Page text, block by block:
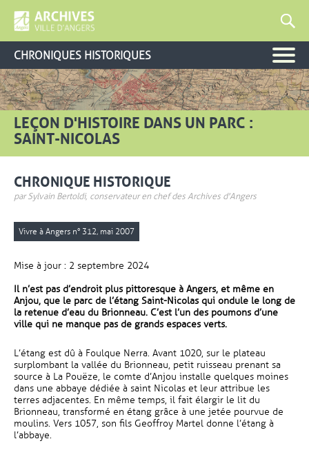
CHRONIQUES HISTORIQUES
LEÇON D'HISTOIRE DANS UN PARC :
SAINT-NICOLAS
CHRONIQUE HISTORIQUE
par Sylvain Bertoldi, conservateur en chef des Archives d'Angers
Vivre à Angers n° 312, mai 2007
Mise à jour : 2 septembre 2024
Il n’est pas d’endroit plus pittoresque à Angers, et même en
Anjou, que le parc de l’étang Saint-Nicolas qui ondule le long de
la retenue d’eau du Brionneau. C’est l’un des poumons d’une
ville qui ne manque pas de grands espaces verts.
L’étang est dû à Foulque Nerra. Avant 1020, sur le plateau
surplombant la vallée du Brionneau, petit ruisseau prenant sa
source à La Pouëze, le comte d’Anjou installe quelques moines
dans une abbaye dédiée à saint Nicolas et leur attribue les
terres adjacentes. En même temps, il fait élargir le lit du
Brionneau, transformé en étang grâce à une jetée pourvue de
moulins. Vers 1057, son fils Geoffroy Martel donne l’étang à
l’abbaye.